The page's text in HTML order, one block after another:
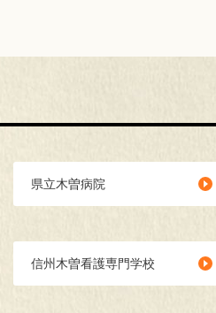
県立木曽病院
信州木曽看護専門学校